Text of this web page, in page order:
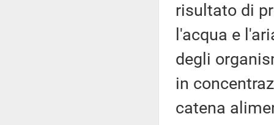
risultato di
l'acqua e
degli
in
catena